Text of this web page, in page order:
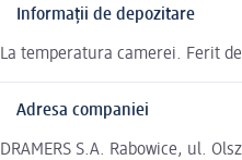
Informații de depozitare
La temperatura camerei. Ferit
Adresa companiei
DRAMERS S.A. Rabowice, ul.